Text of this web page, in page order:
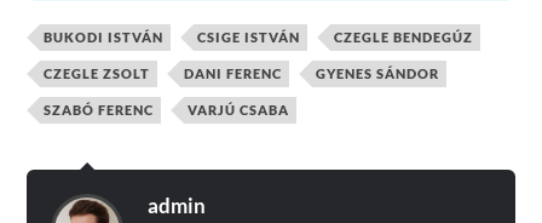
BUKODI ISTVÁN CSIGE ISTVÁN CZEGLE BENDEGÚZ
CZEGLE ZSOLT DANI FERENC GYENES SÁNDOR
SZABÓ FERENC VARJÚ CSABA
admin